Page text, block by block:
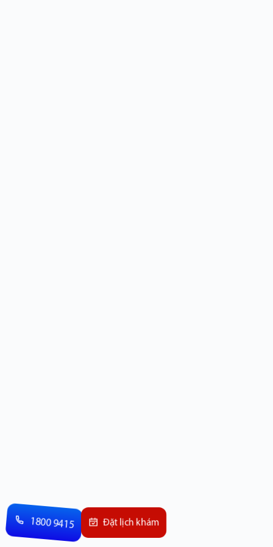
1800 9415 Đặt lịch khám